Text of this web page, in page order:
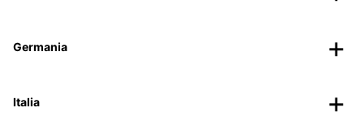
Germania
Italia